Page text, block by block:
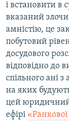
і встановити в
вказаний
амністію, це
побутовий
досудового
відповідно до
спільного ані
на яких
цей
ефірі